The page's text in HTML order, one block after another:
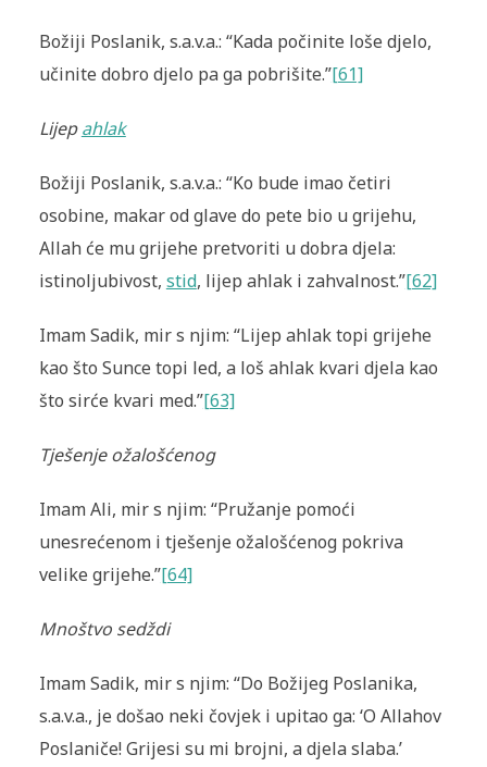
Božiji Poslanik, s.a.v.a.: “Kada počinite loše djelo,
učinite dobro djelo pa ga pobrišite.”[61]
Lijepahlak
Božiji Poslanik, s.a.v.a.: “Ko bude imao četiri
osobine, makar od glave do pete bio u grijehu,
Allah će mu grijehe pretvoriti u dobra djela:
istinoljubivost, stid, lijep ahlak i zahvalnost.”[62]
Imam Sadik, mir s njim: “Lijep ahlak topi grijehe
kao što Sunce topi led, a loš ahlak kvari djela kao
što sirće kvari med.”[63]
Tješenje ožalošćenog
Imam Ali, mir s njim: “Pružanje pomoći
unesrećenom i tješenje ožalošćenog pokriva
velike grijehe.”[64]
Mnoštvo sedždi
Imam Sadik, mir s njim: “Do Božijeg Poslanika,
s.a.v.a., je došao neki čovjek i upitao ga: ‘O Allahov
Poslaniče! Grijesi su mi brojni, a djela slaba.’